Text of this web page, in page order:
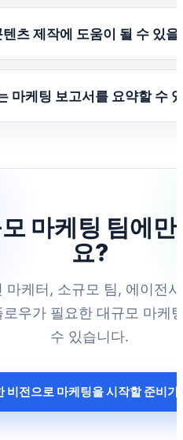
츠 제작에 도움이 될 수 있을
마케팅 보고서를 요약할 수
마케팅 팀에
요?
마케터, 소규모 팀, 에이전
우가 필요한 대규모 마케
수 있습니다.
비전으로 마케팅을 시작할 준비